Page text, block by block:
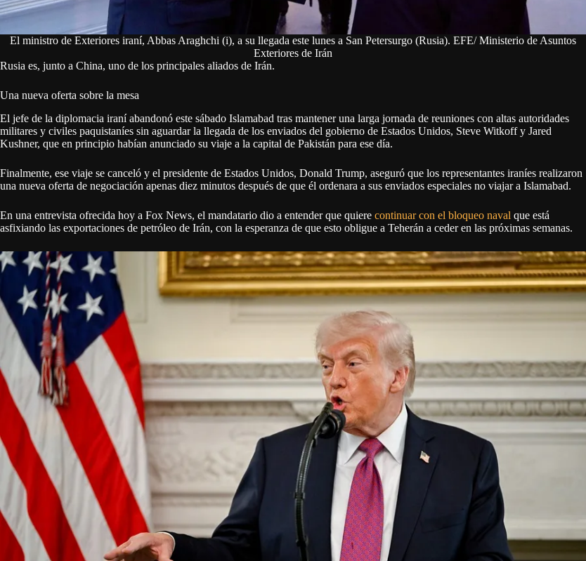
El ministro de Exteriores iraní, Abbas Araghchi (i), a su llegada este lunes a San Petersurgo (Rusia). EFE/ Ministerio de Asuntos
Exteriores de Irán
Rusia es, junto a China, uno de los principales aliados de Irán.
Una nueva oferta sobre la mesa
El jefe de la diplomacia iraní abandonó este sábado Islamabad tras mantener una larga jornada de reuniones con altas autoridades
militares y civiles paquistaníes sin aguardar la llegada de los enviados del gobierno de Estados Unidos, Steve Witkoff y Jared
Kushner, que en principio habían anunciado su viaje a la capital de Pakistán para ese día.
Finalmente, ese viaje se canceló y el presidente de Estados Unidos, Donald Trump, aseguró que los representantes iraníes realizaron
una nueva oferta de negociación apenas diez minutos después de que él ordenara a sus enviados especiales no viajar a Islamabad.
En una entrevista ofrecida hoy a Fox News, el mandatario dio a entender que quiere continuar con el bloqueo naval que está
asfixiando las exportaciones de petróleo de Irán, con la esperanza de que esto obligue a Teherán a ceder en las próximas semanas.